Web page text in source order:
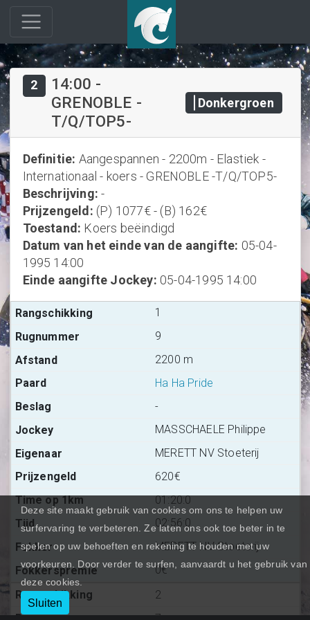
2 14:00 -
GRENOBLE -
T/Q/TOP5-
Donkergroen
Definitie: Aangespannen - 2200m - Elastiek -
Internationaal - koers - GRENOBLE -T/Q/TOP5-
Beschrijving: -
Prijzengeld : (P) 1077€ - (B) 162€
Toestand : Koers beëindigd
Datum van het einde van de aangifte: 05-04-
1995 14:00
Einde aangifte Jockey: 05-04-1995 14:00
1
9
2200 m
Ha Ha Pride
-
MASSCHAELE Philippe
MERETT NV Stoeterij
620€
01:20:0
02:56:0
MERETT NV Stoeterij
0€
2
Deze site maakt gebruik van cookies om ons te helpen uw
surfervaring te verbeteren. Ze laten ons ook toe beter in te
spelen op uw behoeften en rekening te houden met uw
voorkeuren. Door verder te surfen, aanvaardt u het gebruik van
deze cookies.
Sluiten